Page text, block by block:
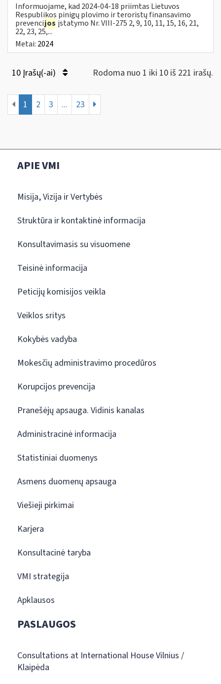
Informuojame, kad 2024-04-18 priimtas Lietuvos
Respublikos pinigų plovimo ir teroristų finansavimo
prevencijos įstatymo Nr. VIII-275 2, 9, 10, 11, 15, 16, 21,
22, 23, 25,...
Metai: 2024
10 Įrašų(-ai) Rodoma nuo 1 iki 10 iš 221 irašų.
1 2 3 ... 23
APIE VMI
Misija, Vizija ir Vertybės
Struktūra ir kontaktinė informacija
Konsultavimasis su visuomene
Teisinė informacija
Peticijų komisijos veikla
Veiklos sritys
Kokybės vadyba
Mokesčių administravimo procedūros
Korupcijos prevencija
Pranešėjų apsauga. Vidinis kanalas
Administracinė informacija
Statistiniai duomenys
Asmens duomenų apsauga
Viešieji pirkimai
Karjera
Konsultacinė taryba
VMI strategija
Apklausos
PASLAUGOS
Consultations at International House Vilnius /
Klaipėda